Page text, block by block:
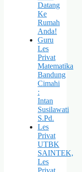
Datang
Ke
Rumah
Anda!
Guru
Les
Privat
Matematika
Bandung
Cimahi
:
Intan
Susilawati
S.Pd.
Les
Privat
UTBK
SAINTEK,
Les
Privat